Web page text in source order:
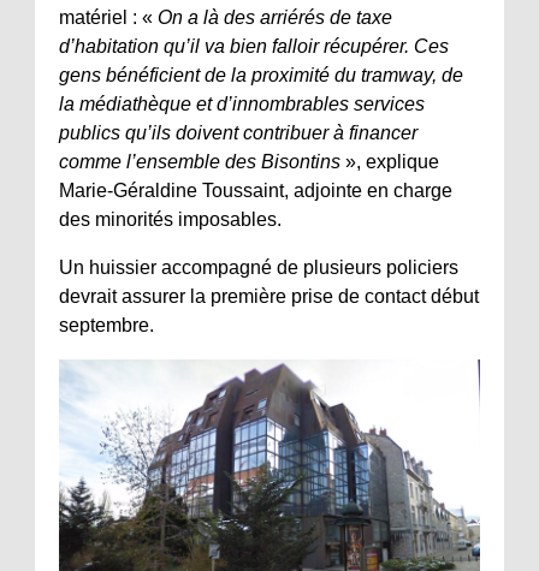
matériel : « On a là des arriérés de taxe
d’habitation qu’il va bien falloir récupérer. Ces
gens bénéficient de la proximité du tramway, de
la médiathèque et d’innombrables services
publics qu’ils doivent contribuer à financer
comme l’ensemble des Bisontins », explique
Marie-Géraldine Toussaint, adjointe en charge
des minorités imposables.
Un huissier accompagné de plusieurs policiers
devrait assurer la première prise de contact début
septembre.